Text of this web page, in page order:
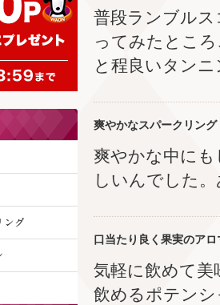
普段ランブル
ってみたとこ
と程良いタン
爽やかなスパークリング
爽やかな中に
しいんでした
口当たり良く果実のアロ
気軽に飲めて美
飲めるポテン